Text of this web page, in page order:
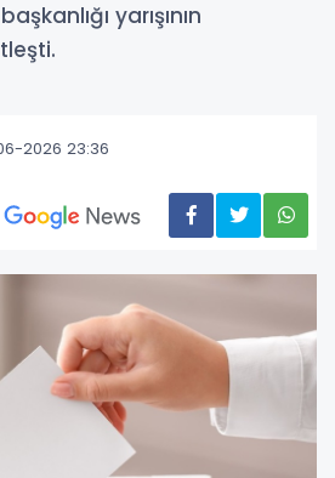
yarışının
2026 23:36